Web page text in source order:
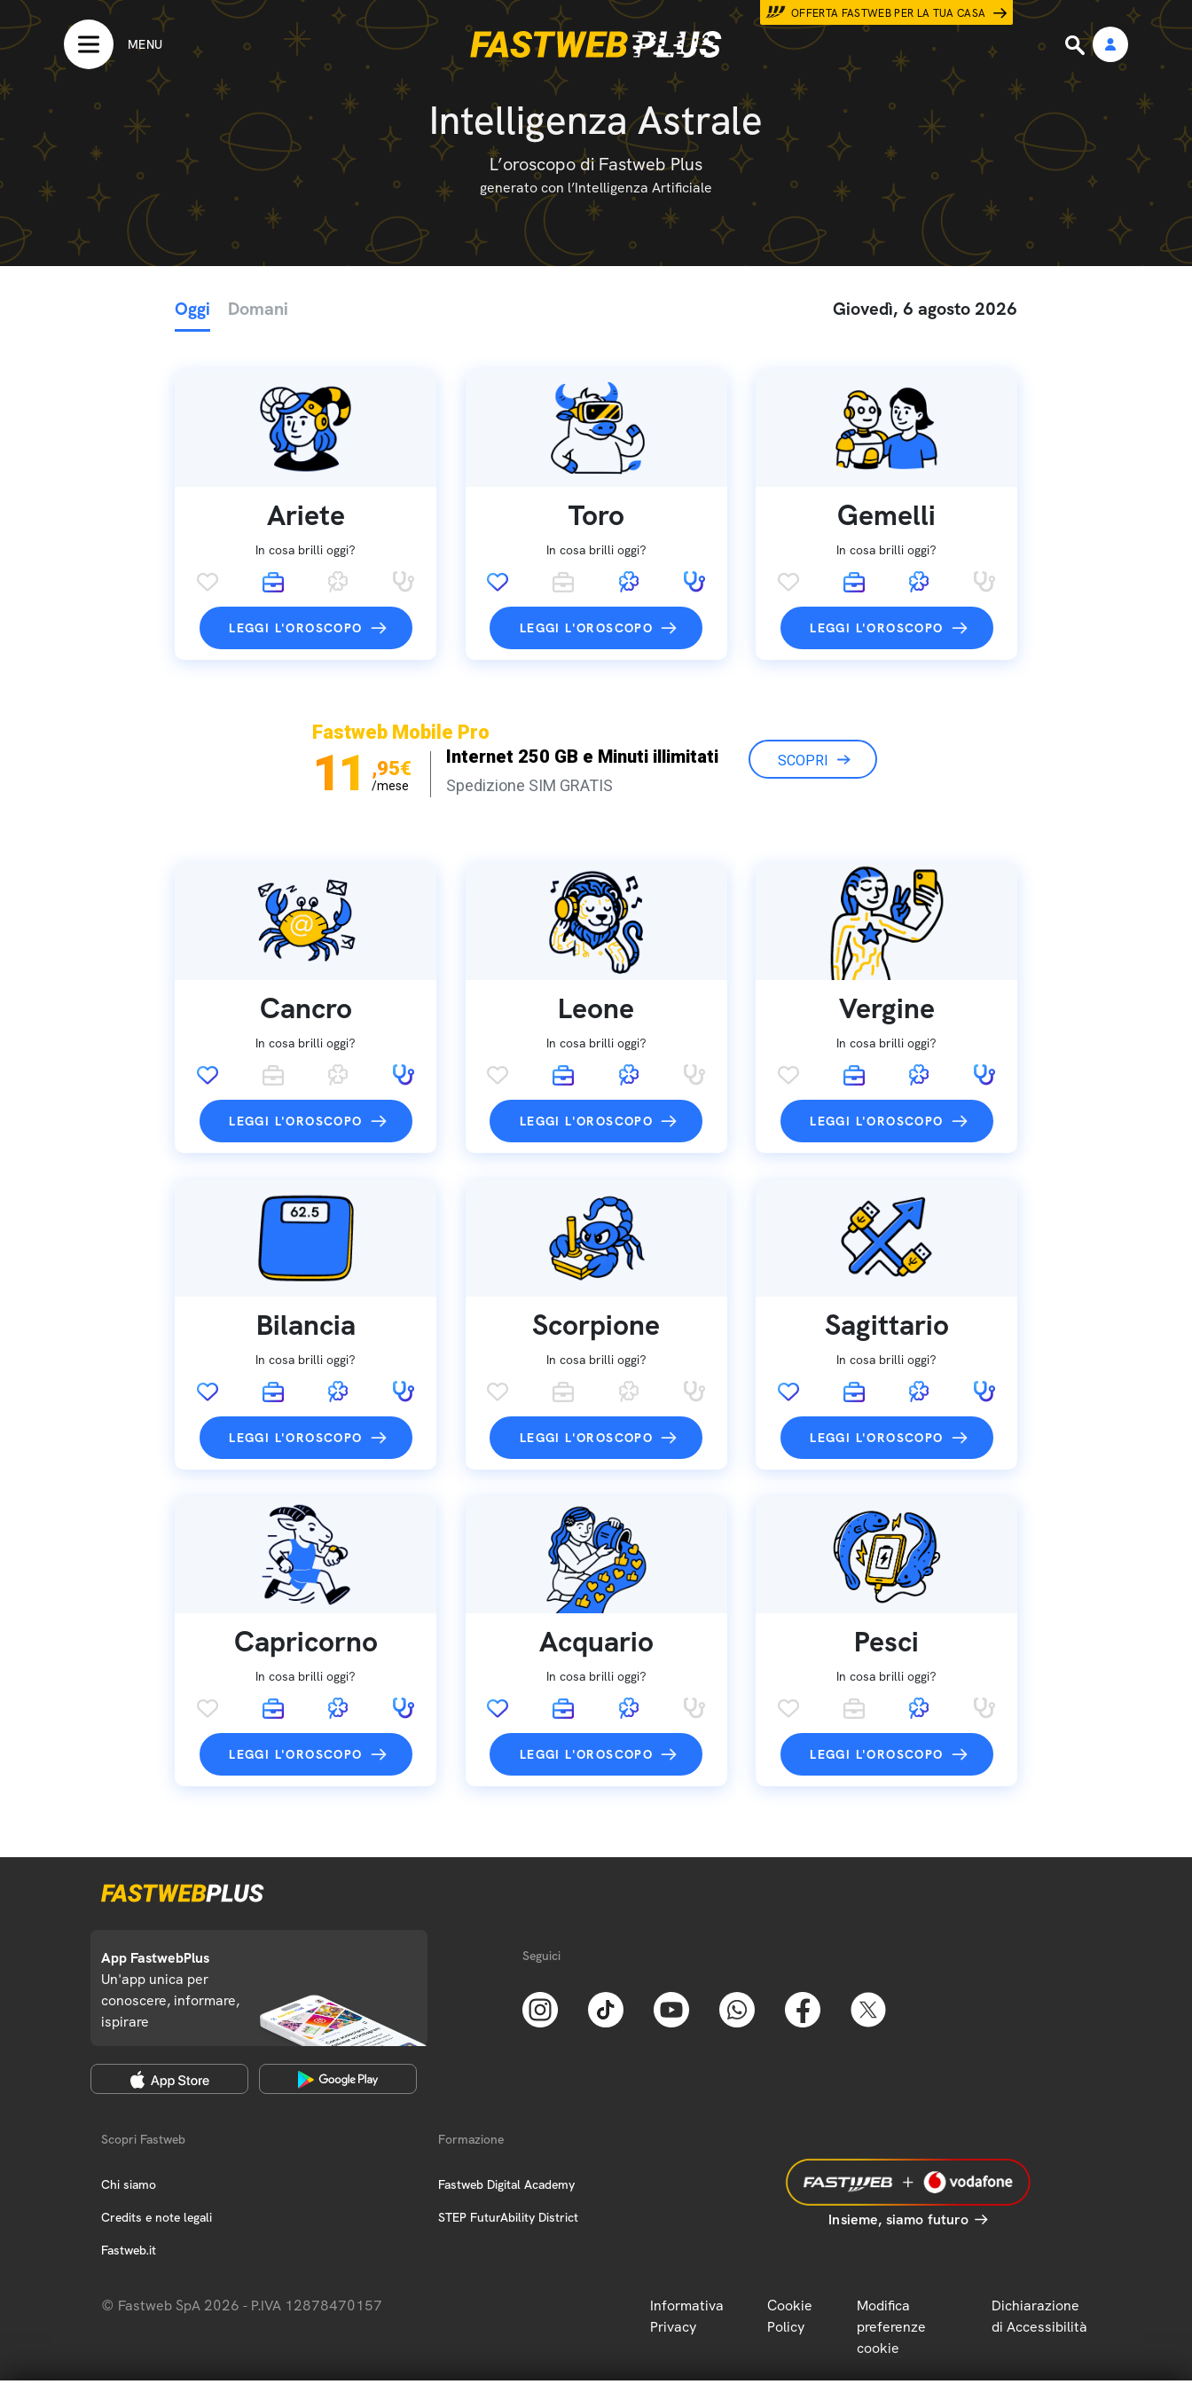
OFFERTA FASTWEB PER LA TUA CASA
MENU
Intelligenza Astrale
L’oroscopo di Fastweb Plus
generato con l’Intelligenza Artificiale
Oggi Domani Giovedì, 6 agosto 2026
Ariete
In cosa brilli oggi?
LEGGI L'OROSCOPO
Toro
In cosa brilli oggi?
LEGGI L'OROSCOPO
Gemelli
In cosa brilli oggi?
LEGGI L'OROSCOPO
Fastweb Mobile Pro
11 ,95€
/mese
Internet 250 GB e Minuti illimitati
Spedizione SIM GRATIS
SCOPRI
Cancro
In cosa brilli oggi?
LEGGI L'OROSCOPO
Leone
In cosa brilli oggi?
LEGGI L'OROSCOPO
Vergine
In cosa brilli oggi?
LEGGI L'OROSCOPO
Bilancia
In cosa brilli oggi?
LEGGI L'OROSCOPO
Scorpione
In cosa brilli oggi?
LEGGI L'OROSCOPO
Sagittario
In cosa brilli oggi?
LEGGI L'OROSCOPO
Capricorno
In cosa brilli oggi?
LEGGI L'OROSCOPO
Acquario
In cosa brilli oggi?
LEGGI L'OROSCOPO
Pesci
In cosa brilli oggi?
LEGGI L'OROSCOPO
App FastwebPlus
Un'app unica per
conoscere, informare,
ispirare
Seguici
Scopri Fastweb
Chi siamo
Credits e note legali
Fastweb.it
Formazione
Fastweb Digital Academy
STEP FuturAbility District Insieme, siamo futuro
© Fastweb SpA 2026 - P.IVA 12878470157
Informativa
Privacy
Cookie
Policy
Modifica
preferenze
cookie
Dichiarazione
di Accessibilità